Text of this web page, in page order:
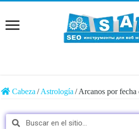
Cabeza / Astrología / Arcanos por fecha